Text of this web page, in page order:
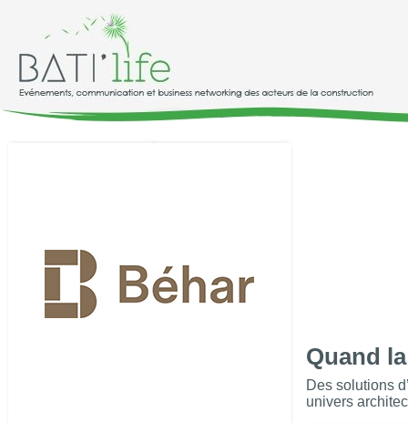
Quand
Des solutions
univers